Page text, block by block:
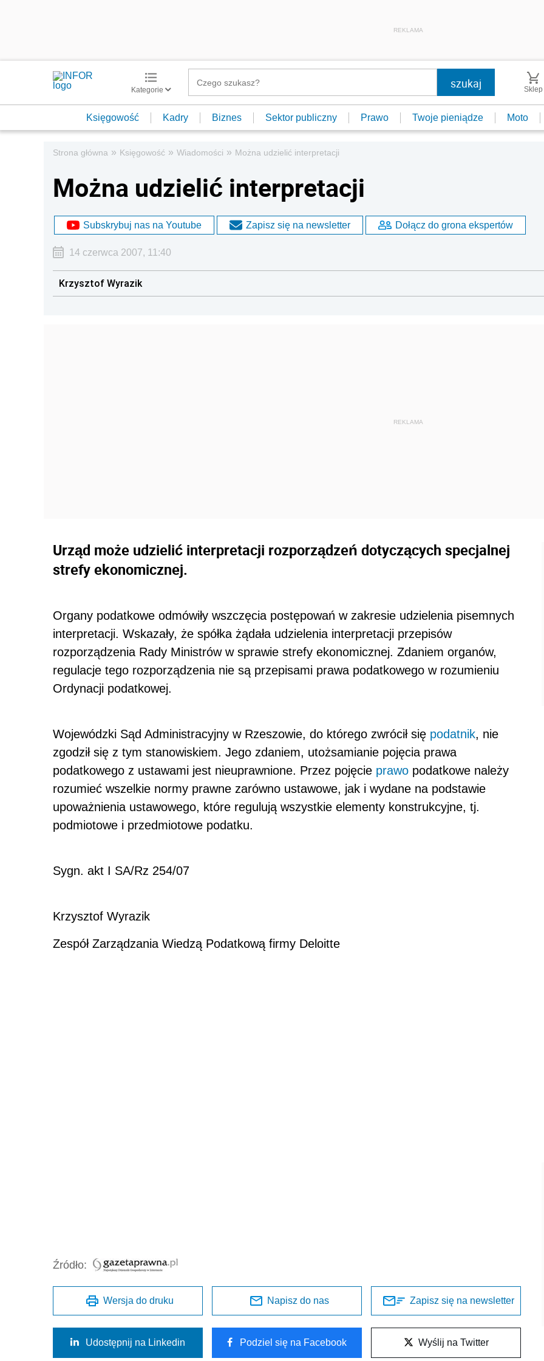
REKLAMA
Kategorie Sklep
Księgowość Kadry Biznes Sektor publiczny Prawo Twoje pieniądze Moto
Strona główna » Księgowość » Wiadomości » Można udzielić interpretacji
Można udzielić interpretacji
Subskrybuj nas na Youtube Zapisz się na newsletter Dołącz do grona ekspertów
14 czerwca 2007, 11:40
Krzysztof Wyrazik
Urząd może udzielić interpretacji rozporządzeń dotyczących specjalnej
strefy ekonomicznej.
Organy podatkowe odmówiły wszczęcia postępowań w zakresie udzielenia pisemnych
interpretacji. Wskazały, że spółka żądała udzielenia interpretacji przepisów
rozporządzenia Rady Ministrów w sprawie strefy ekonomicznej. Zdaniem organów,
regulacje tego rozporządzenia nie są przepisami prawa podatkowego w rozumieniu
Ordynacji podatkowej.
Wojewódzki Sąd Administracyjny w Rzeszowie, do którego zwrócił się podatnik, nie
zgodził się z tym stanowiskiem. Jego zdaniem, utożsamianie pojęcia prawa
podatkowego z ustawami jest nieuprawnione. Przez pojęcie prawo podatkowe należy
rozumieć wszelkie normy prawne zarówno ustawowe, jak i wydane na podstawie
upoważnienia ustawowego, które regulują wszystkie elementy konstrukcyjne, tj.
podmiotowe i przedmiotowe podatku.
Sygn. akt I SA/Rz 254/07
Krzysztof Wyrazik
Zespół Zarządzania Wiedzą Podatkową firmy Deloitte
Źródło:
Wersja do druku Napisz do nas Zapisz się na newsletter
Udostępnij na Linkedin Podziel się na Facebook Wyślij na Twitter